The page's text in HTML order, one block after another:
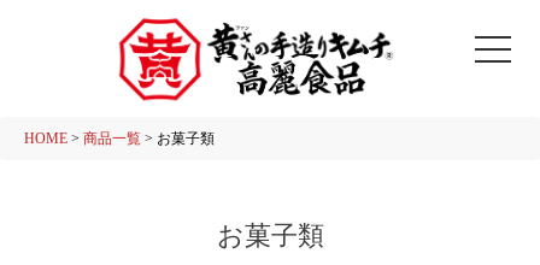
HOME 商品一覧 お菓子類
お菓子類